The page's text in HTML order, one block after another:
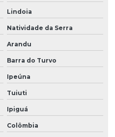
Lindoia
Natividade da Serra
Arandu
Barra do Turvo
Ipeúna
Tuiuti
Ipiguá
Colômbia